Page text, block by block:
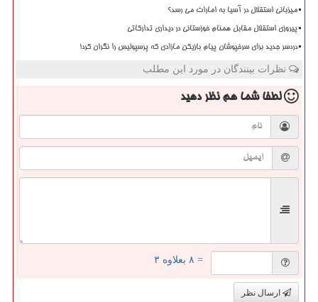
میزبانی استقلال در آسیا به امارات می رسد؟
پیروزی استقلال مقابل همنام خوزستانی در دیداری تدارکاتی
دردسر جدید برای سرخپوشان پیام بازیکن مازادی که پرسپولیس را نگران کرد!
نظرات بینندگان در مورد این مطلب
لطفا شما همنظر دهید
= ۸ بعلاوه ۳
ارسال نظر